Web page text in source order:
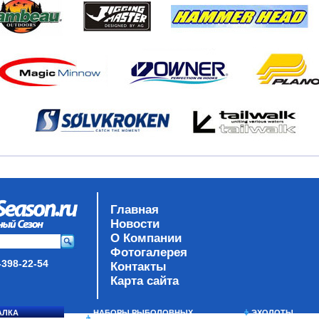
22-54
Главная
Новости
О Компании
Фотогалерея
Контакты
Карта сайта
НАБОРЫ РЫБОЛОВНЫХ ЭХОЛОТЫ